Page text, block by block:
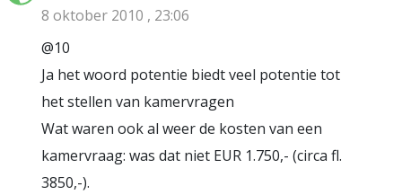
8 oktober 2010 , 23:06
@10
Ja het woord potentie biedt veel potentie tot
het stellen van kamervragen
Wat waren ook al weer de kosten van een
kamervraag: was dat niet EUR 1.750,- (circa fl.
3850,-).